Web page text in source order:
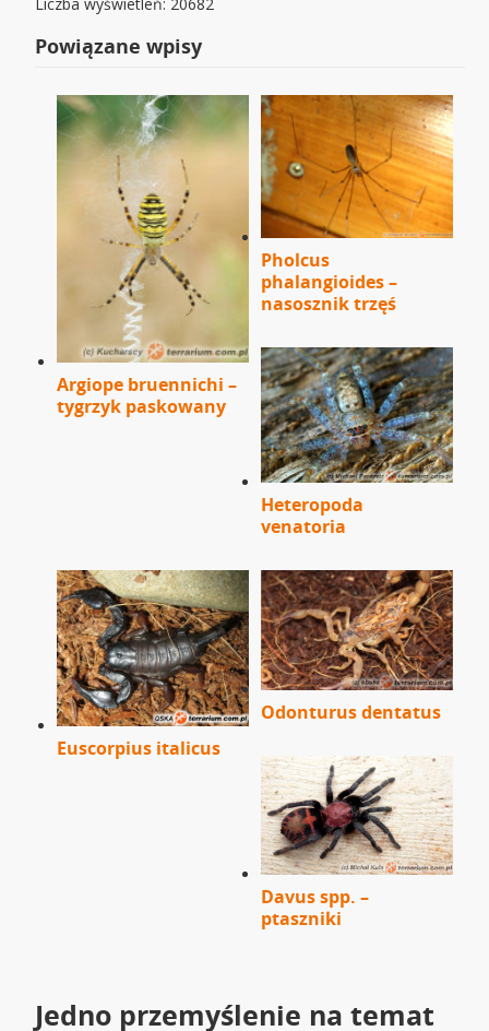
Powiązane wpisy
Argiope bruennichi –
tygrzyk paskowany
Pholcus
phalangioides –
nasosznik trzęś
Heteropoda
venatoria
Euscorpius italicus
Odonturus dentatus
Davus spp. –
ptaszniki
Jedno przemyślenie na temat